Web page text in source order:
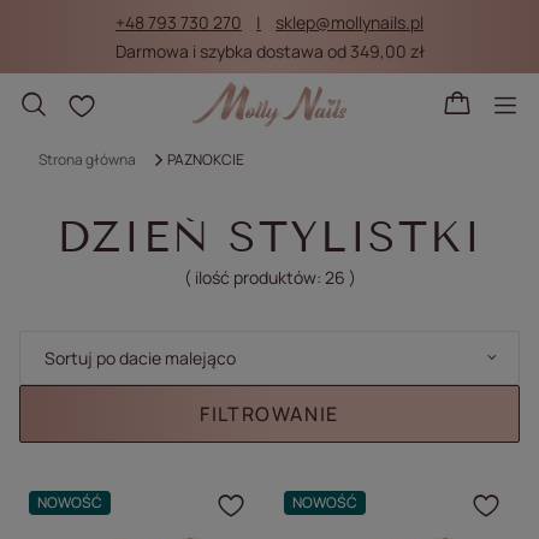
+48 793 730 270
sklep@mollynails.pl
Darmowa i szybka dostawa od 349,00 zł
Listy zakupowe
Strona główna PAZNOKCIE
DZIEŃ STYLISTKI
( ilość produktów: 26 )
Zmień sortowanie
Sortuj po dacie malejąco
FILTROWANIE
NOWOŚĆ Kliknij, aby dodać
NOWOŚĆ